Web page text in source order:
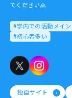
てください🙏
#学内での活動メイン
#初心者多い
独自サイト